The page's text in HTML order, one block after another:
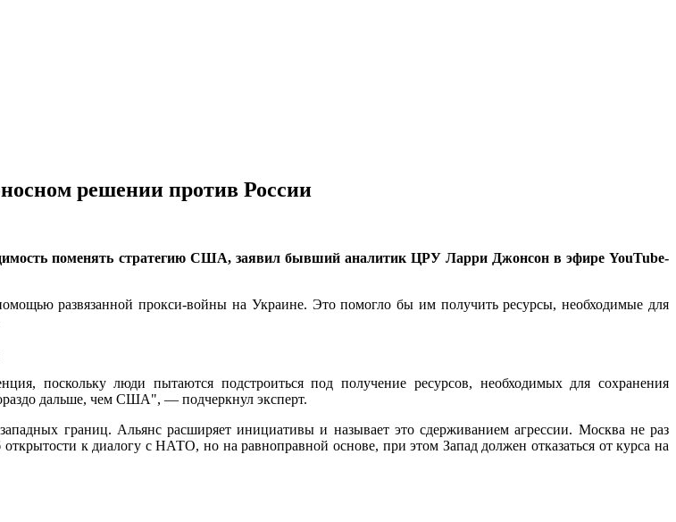
решении против России
поменять стратегию США, заявил бывший аналитик ЦРУ Ларри Джонсон в эфире YouTube-
развязанной прокси-войны на Украине. Это помогло бы им получить ресурсы, необходимые для
поскольку люди пытаются подстроиться под получение ресурсов, необходимых для сохранения
дальше, чем США", — подчеркнул эксперт.
границ. Альянс расширяет инициативы и называет это сдерживанием агрессии. Москва не раз
к диалогу с НАТО, но на равноправной основе, при этом Запад должен отказаться от курса на